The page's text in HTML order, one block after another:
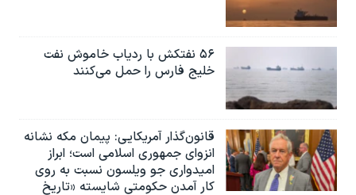
۵۶ نفتکش با ردیاب خاموش نفت
خلیج فارس را حمل می‌کنند
قانون‌گذار آمریکایی: پیمان مکه نشانه
انزوای جمهوری اسلامی است؛ ابراز
امیدواری جو ویلسون نسبت به روی
کار آمدن حکومتی شایسته «تاریخ